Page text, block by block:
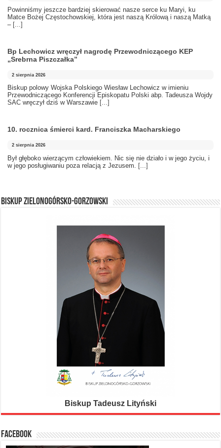
Powinniśmy jeszcze bardziej skierować nasze serce ku Maryi, ku
Matce Bożej Częstochowskiej, która jest naszą Królową i naszą Matką
– [...]
Bp Lechowicz wręczył nagrodę Przewodniczącego KEP
„Srebrna Piszczałka”
2 sierpnia 2026
Biskup polowy Wojska Polskiego Wiesław Lechowicz w imieniu
Przewodniczącego Konferencji Episkopatu Polski abp. Tadeusza Wojdy
SAC wręczył dziś w Warszawie [...]
10. rocznica śmierci kard. Franciszka Macharskiego
2 sierpnia 2026
Był głęboko wierzącym człowiekiem. Nic się nie działo i w jego życiu, i
w jego posługiwaniu poza relacją z Jezusem. [...]
BISKUP ZIELONOGÓRSKO-GORZOWSKI
Biskup Tadeusz Lityński
FACEBOOK